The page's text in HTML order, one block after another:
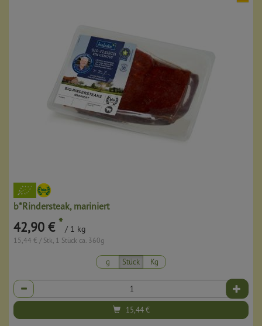
b*Rindersteak, mariniert
42,90 € * / 1 kg
15,44 € / Stk, 1 Stück ca. 360g
g Stück Kg
Anzahl
15,44€